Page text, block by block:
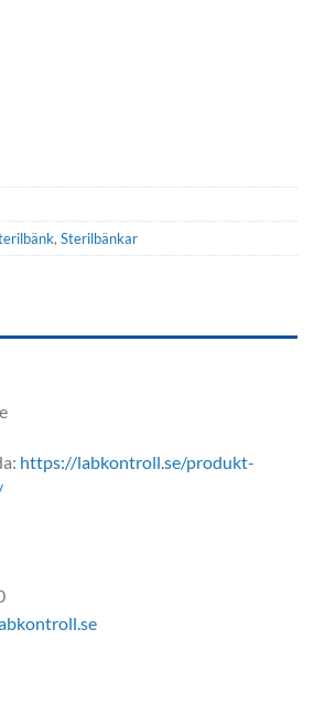
, Sterilbänkar
https://labkontroll.se/produkt-